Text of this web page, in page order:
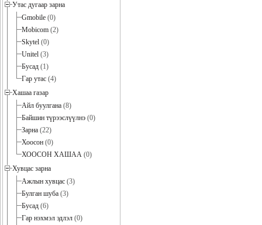
Утас дугаар зарна
Gmobile (0)
Mobicom (2)
Skytel (0)
Unitel (3)
Бусад (1)
Гар утас (4)
Хашаа газар
Айл буулгана (8)
Байшин түрээслүүлнэ (0)
Зарна (22)
Хоосон (0)
ХООСОН ХАШАА (0)
Хувцас зарна
Ажлын хувцас (3)
Булган шуба (3)
Бусад (6)
Гар нэхмэл эдлэл (0)